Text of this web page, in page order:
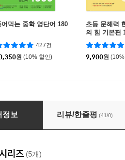
어먹는 중학 영단어 180
427건
원 (10% 할인)
초등 문해력
의 힘 기본편
9,900원
문장의 시작 Level 1
정보 리뷰/한줄평 (41/0)
리즈 (5개)